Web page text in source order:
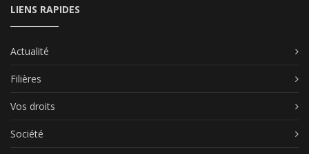
LIENS RAPIDES
Actualité
Filières
Vos droits
Société